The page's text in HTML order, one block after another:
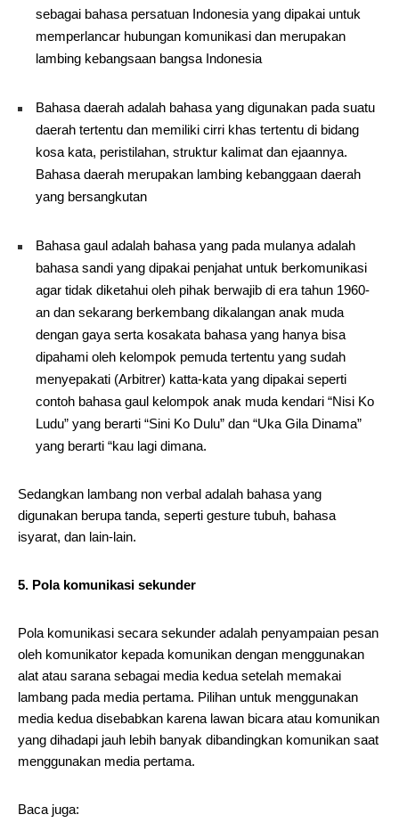
sebagai bahasa persatuan Indonesia yang dipakai untuk
memperlancar hubungan komunikasi dan merupakan
lambing kebangsaan bangsa Indonesia
Bahasa daerah adalah bahasa yang digunakan pada suatu
daerah tertentu dan memiliki cirri khas tertentu di bidang
kosa kata, peristilahan, struktur kalimat dan ejaannya.
Bahasa daerah merupakan lambing kebanggaan daerah
yang bersangkutan
Bahasa gaul adalah bahasa yang pada mulanya adalah
bahasa sandi yang dipakai penjahat untuk berkomunikasi
agar tidak diketahui oleh pihak berwajib di era tahun 1960-
an dan sekarang berkembang dikalangan anak muda
dengan gaya serta kosakata bahasa yang hanya bisa
dipahami oleh kelompok pemuda tertentu yang sudah
menyepakati (Arbitrer) katta-kata yang dipakai seperti
contoh bahasa gaul kelompok anak muda kendari “Nisi Ko
Ludu” yang berarti “Sini Ko Dulu” dan “Uka Gila Dinama”
yang berarti “kau lagi dimana.
Sedangkan lambang non verbal adalah bahasa yang
digunakan berupa tanda, seperti gesture tubuh, bahasa
isyarat, dan lain-lain.
5. Pola komunikasi sekunder
Pola komunikasi secara sekunder adalah penyampaian pesan
oleh komunikator kepada komunikan dengan menggunakan
alat atau sarana sebagai media kedua setelah memakai
lambang pada media pertama. Pilihan untuk menggunakan
media kedua disebabkan karena lawan bicara atau komunikan
yang dihadapi jauh lebih banyak dibandingkan komunikan saat
menggunakan media pertama.
Baca juga: